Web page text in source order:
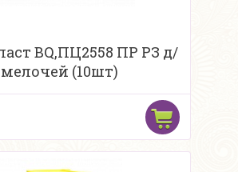
BQ,ПЦ2558 ПР РЗ д/
мелочей (10шт)